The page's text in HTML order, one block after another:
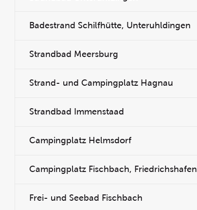
Badestrand Schilfhütte, Unteruhldingen
Strandbad Meersburg
Strand- und Campingplatz Hagnau
Strandbad Immenstaad
Campingplatz Helmsdorf
Campingplatz Fischbach, Friedrichshafen
Frei- und Seebad Fischbach